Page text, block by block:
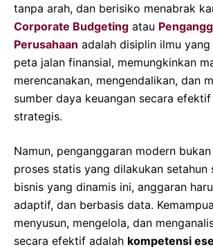
tanpa arah, dan berisiko menabrak
Corporate Budgeting atau
Perusahaan adalah disiplin ilmu
peta jalan finansial, memungkinkan
merencanakan, mengendalikan, dan
sumber daya keuangan secara
strategis.
Namun, penganggaran modern
proses statis yang dilakukan setahun
bisnis yang dinamis ini, anggaran
adaptif, dan berbasis data.
menyusun, mengelola, dan
secara efektif adalah kompetensi